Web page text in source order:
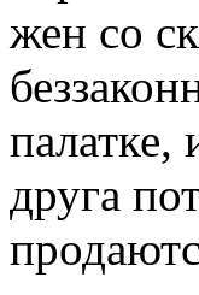
жен со
палатке,
друга